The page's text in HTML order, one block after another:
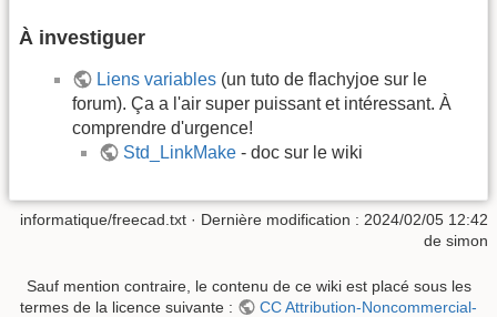
À investiguer
Liens variables (un tuto de flachyjoe sur le
forum). Ça a l'air super puissant et intéressant. À
comprendre d'urgence!
Std_LinkMake - doc sur le wiki
informatique/freecad.txt · Dernière modification : 2024/02/05 12:42
de simon
Sauf mention contraire, le contenu de ce wiki est placé sous les
termes de la licence suivante :
CC Attribution-Noncommercial-